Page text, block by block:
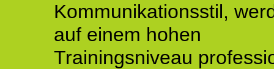
Kommunikationsstil,
auf einem hohen
Trainingsniveau